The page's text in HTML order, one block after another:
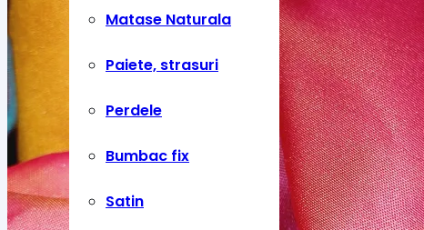
Matase Naturala
Paiete, strasuri
Perdele
Bumbac fix
Satin